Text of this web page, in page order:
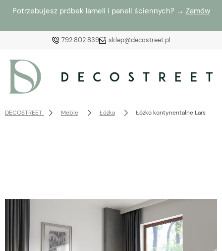
Potrzebujesz próbek lameli i paneli ściennych? → Zamów
792 802 839 sklep@decostreet.pl
Załóż konto
DECOSTREET Meble Łóżka Łóżko kontynentalne Lars